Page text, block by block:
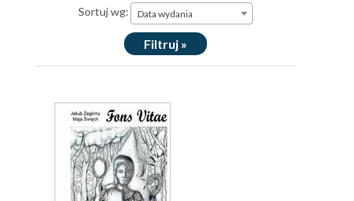
Sortuj wg: Data wydania
Filtruj »